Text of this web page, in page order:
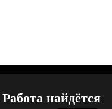
Работа найдётся